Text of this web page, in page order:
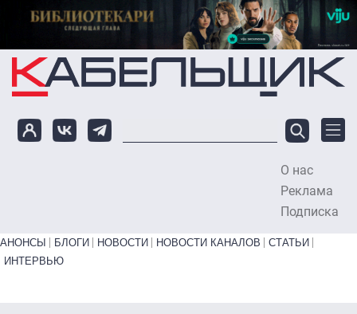
Перейти к основному содержанию
О нас
Реклама
Подписка
Primary links bottom
АНОНСЫ БЛОГИ НОВОСТИ НОВОСТИ КАНАЛОВ
СТАТЬИ
ИНТЕРВЬЮ